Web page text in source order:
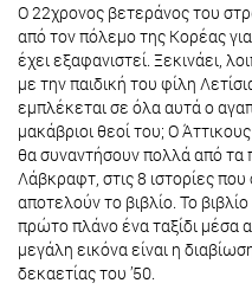
Ο 22χρονος βετεράνος του
από τον πόλεμο της Κορέας
έχει εξαφανιστεί. Ξεκινάει,
με την παιδική του φίλη
εμπλέκεται σε όλα αυτά ο
μακάβριοι θεοί του; Ο
θα συναντήσουν πολλά από τα
Λάβκραφτ, στις 8 ιστορίες
αποτελούν το βιβλίο. Το
πρώτο πλάνο ένα ταξίδι μέσα
μεγάλη εικόνα είναι η
δεκαετίας του ’50.